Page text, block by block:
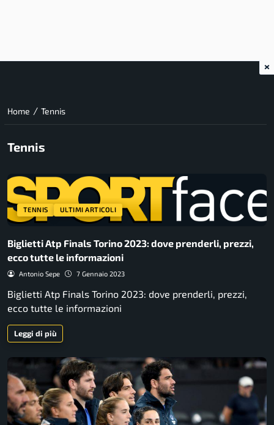
Home / Tennis
Tennis
TENNIS ULTIMI ARTICOLI
Biglietti Atp Finals Torino 2023: dove prenderli, prezzi,
ecco tutte le informazioni
Antonio Sepe 7 Gennaio 2023
Biglietti Atp Finals Torino 2023: dove prenderli, prezzi,
ecco tutte le informazioni
Leggi di più
×